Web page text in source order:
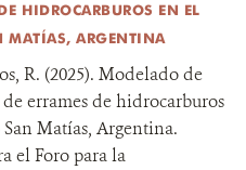
HIDROCARBUROS EN EL
MATÍAS, ARGENTINA
R. (2025). Modelado de
errames de hidrocarburos
Matías, Argentina.
el Foro para la